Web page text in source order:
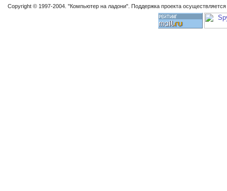
Copyright © 1997-2004. "Компьютер на ладони". Поддержка проекта